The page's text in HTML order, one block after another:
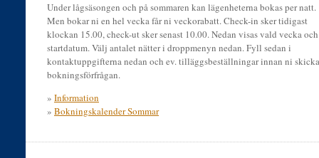
Under lågsäsongen och på sommaren kan lägenheterna bokas per natt.
Men bokar ni en hel vecka får ni veckorabatt. Check-in sker tidigast
klockan 15.00, check-ut sker senast 10.00. Nedan visas vald vecka och
startdatum. Välj antalet nätter i droppmenyn nedan. Fyll sedan i
kontaktuppgifterna nedan och ev. tilläggsbeställningar innan ni
bokningsförfrågan.
» Information
» Bokningskalender Sommar